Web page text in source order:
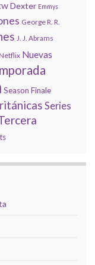
Dexter Emmys
George R. R.
J. J. Abrams
Nuevas
Season Finale
Series